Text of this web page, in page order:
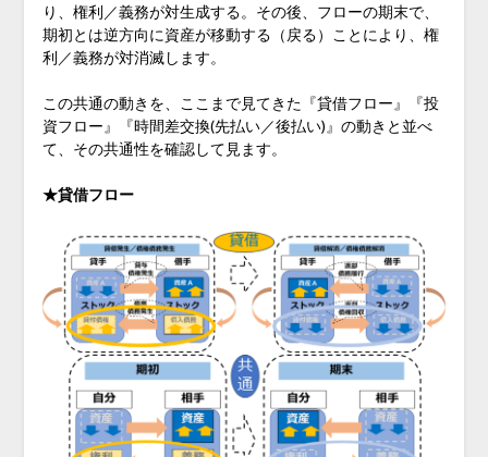
り、権利／義務が対生成する。その後、フローの期末で、
期初とは逆方向に資産が移動する（戻る）ことにより、権
利／義務が対消滅します。
この共通の動きを、ここまで見てきた『貸借フロー』『投
資フロー』『時間差交換(先払い／後払い)』の動きと並べ
て、その共通性を確認して見ます。
★貸借フロー